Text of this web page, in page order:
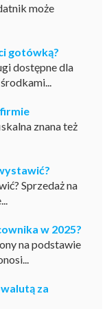
może
gotówką?
dostępne dla
znana też
Sprzedaż na
w 2025?
na podstawie
za